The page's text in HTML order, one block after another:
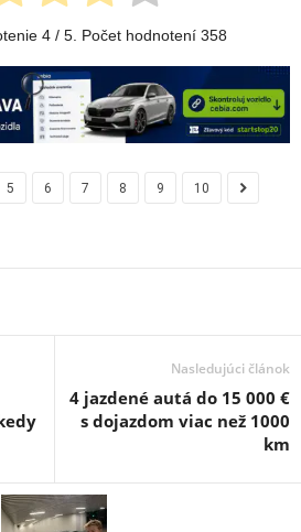
4/ 5. Počet hodnotení 358
5 6 7 8 9 10
Nasledujúci článok
4 jazdené autá do 15 000 €
s dojazdom viac než 1000
km